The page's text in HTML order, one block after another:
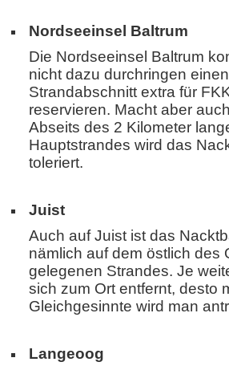
Nordseeinsel Baltrum
Die Nordseeinsel Baltrum
nicht dazu durchringen einen
Strandabschnitt extra für
reservieren. Macht aber
Abseits des 2 Kilometer
Hauptstrandes wird das
toleriert.
Juist
Auch auf Juist ist das
nämlich auf dem östlich des
gelegenen Strandes. Je
sich zum Ort entfernt, desto
Gleichgesinnte wird man
Langeoog